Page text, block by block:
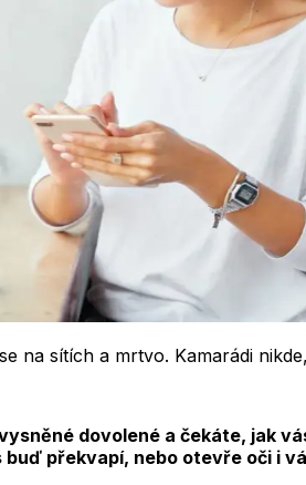
na sítích a mrtvo. Kamarádi
dovolené a čekáte, jak
překvapí, nebo otevře oči i